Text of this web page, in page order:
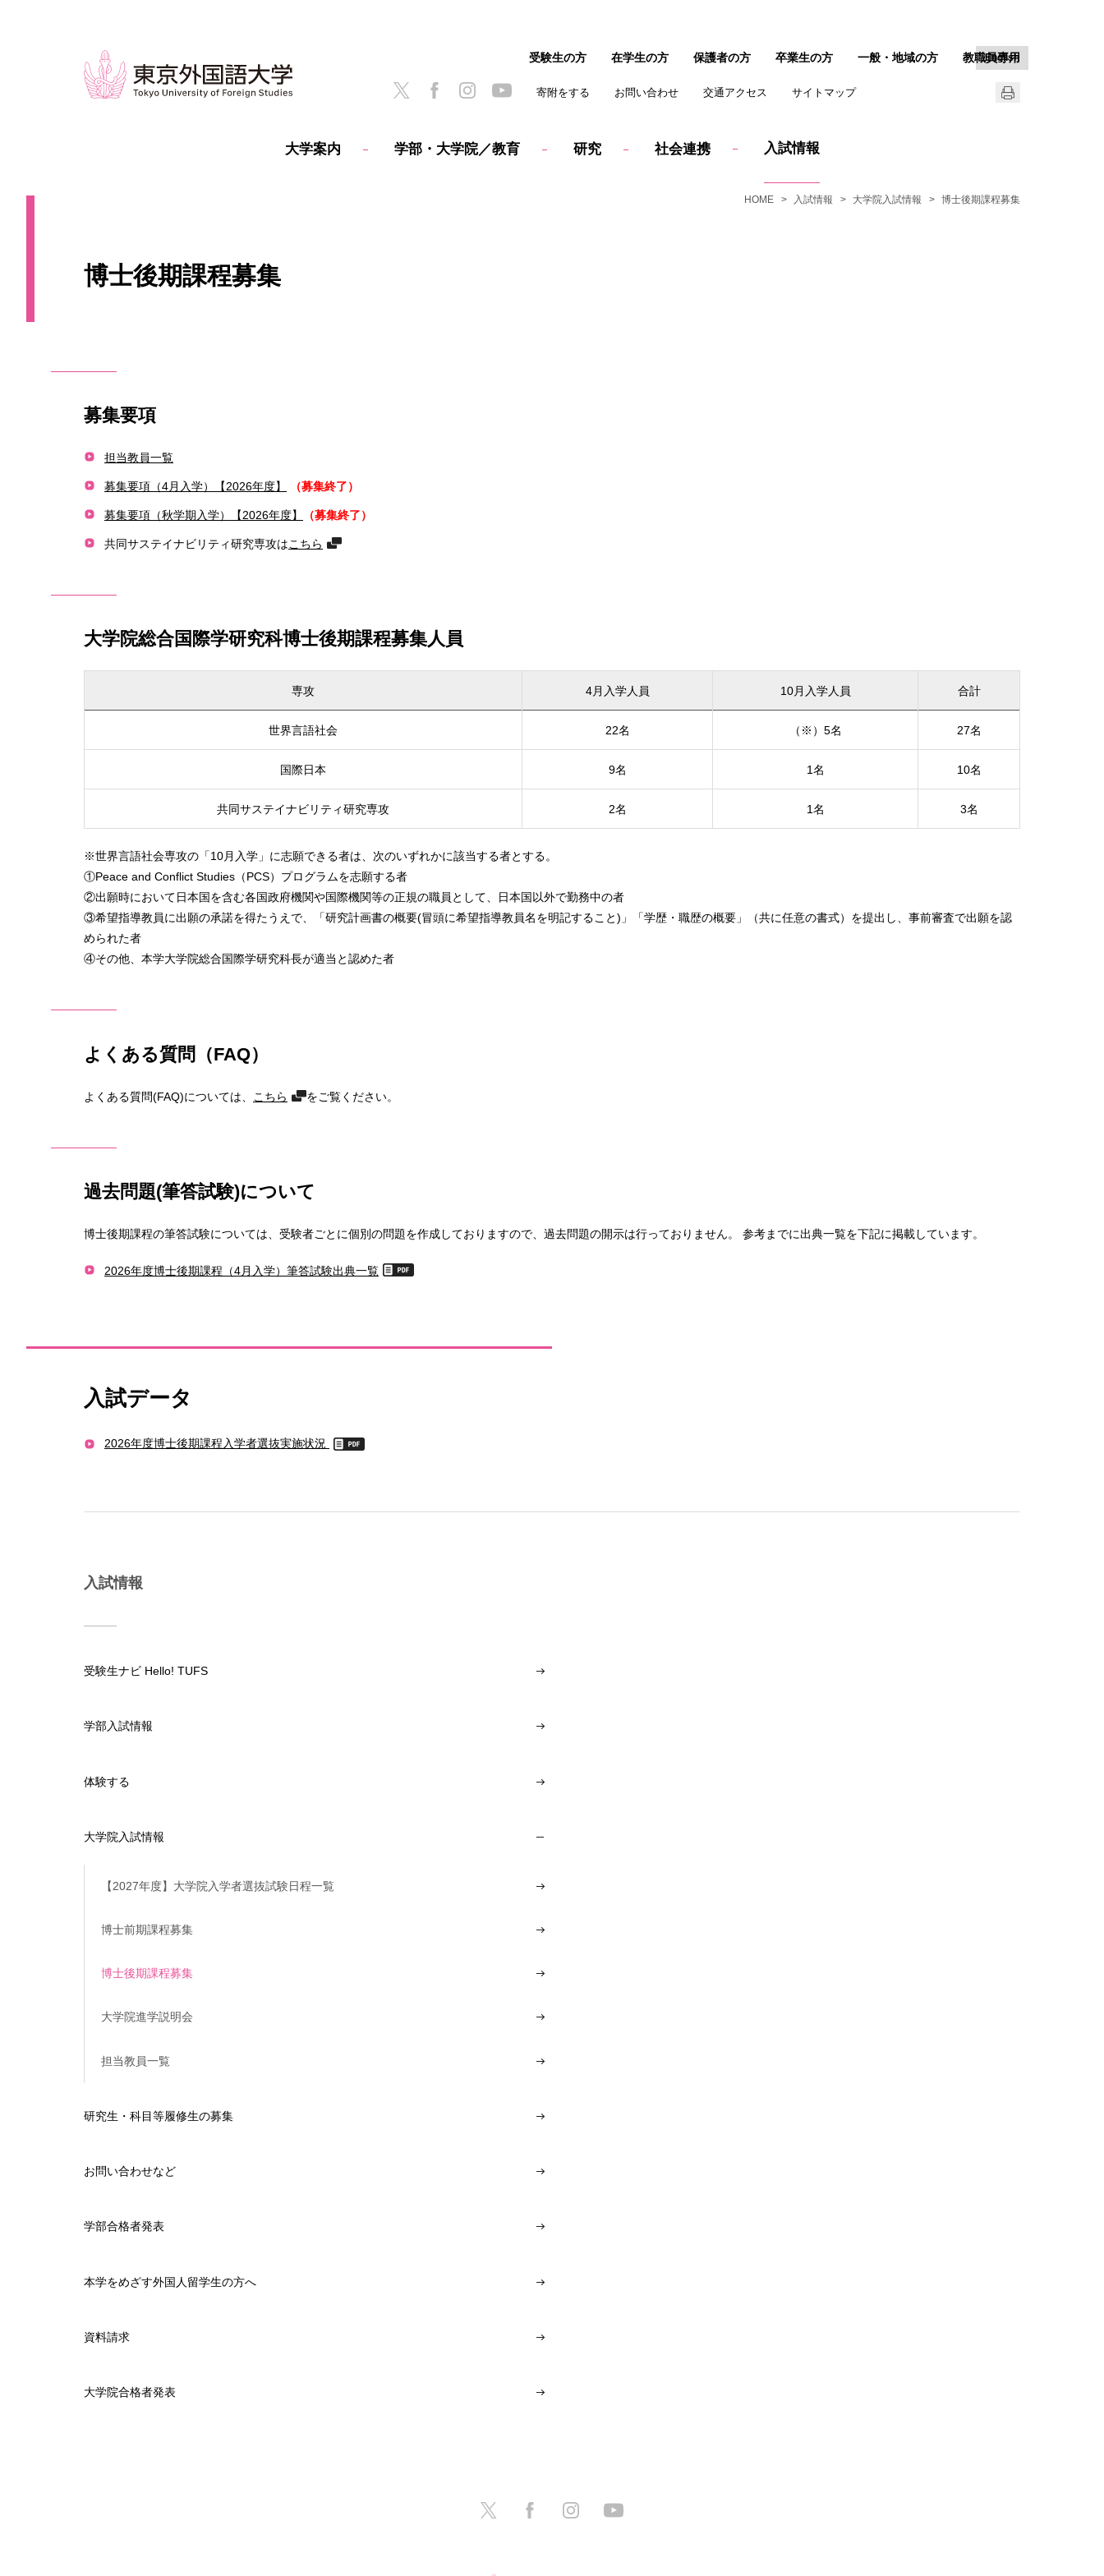
大学案内 学部・大学院／教育 研究 社会連携 入試情報
寄附をする お問い合わせ 交通アクセス サイトマップ
English
受験生の方 在学生の方 保護者の方 卒業生の方 一般・地域の方 教職員専用
HOME 入試情報 大学院入試情報 博士後期課程募集
博士後期課程募集
募集要項
担当教員一覧
募集要項（4月入学）【2026年度】
（募集終了）
募集要項（秋学期入学）【2026年度】
（募集終了）
共同サステイナビリティ研究専攻はこちら
大学院総合国際学研究科博士後期課程募集人員
専攻 4月入学人員 10月入学人員 合計
世界言語社会 22名 （※）5名 27名
国際日本 9名 1名 10名
共同サステイナビリティ研究専攻 2名 1名 3名
※世界言語社会専攻の「10月入学」に志願できる者は、次のいずれかに該当する者とする。
①Peace and Conflict Studies（PCS）プログラムを志願する者
②出願時において日本国を含む各国政府機関や国際機関等の正規の職員として、日本国以外で勤務中の者
③希望指導教員に出願の承諾を得たうえで、「研究計画書の概要(冒頭に希望指導教員名を明記すること)」「学歴・職歴の概要」（共に任意の書式）を提出し、事前審査で出願を認
められた者
④その他、本学大学院総合国際学研究科長が適当と認めた者
よくある質問（FAQ）
よくある質問(FAQ)については、 こちら をご覧ください。
過去問題(筆答試験)について
博士後期課程の筆答試験については、受験者ごとに個別の問題を作成しておりますので、過去問題の開示は行っておりません。 参考までに出典一覧を下記に掲載しています。
2026年度博士後期課程（4月入学）筆答試験出典一覧
入試データ
2026年度博士後期課程入学者選抜実施状況
入試情報
受験生ナビ Hello! TUFS
学部入試情報
体験する
大学院入試情報
【2027年度】大学院入学者選抜試験日程一覧
博士前期課程募集
博士後期課程募集
大学院進学説明会
担当教員一覧
研究生・科目等履修生の募集
お問い合わせなど
学部合格者発表
本学をめざす外国人留学生の方へ
資料請求
大学院合格者発表